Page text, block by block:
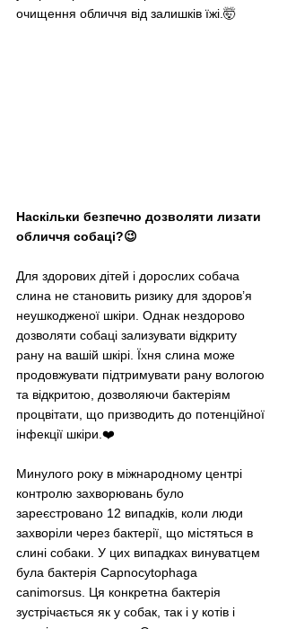
очищення обличчя від залишків їжі.🤯
Наскільки безпечно дозволяти лизати
обличчя собаці?😉
Для здорових дітей і дорослих собача
слина не становить ризику для здоров’я
неушкодженої шкіри. Однак нездорово
дозволяти собаці зализувати відкриту
рану на вашій шкірі. Їхня слина може
продовжувати підтримувати рану вологою
та відкритою, дозволяючи бактеріям
процвітати, що призводить до потенційної
інфекції шкіри.❤️
Минулого року в міжнародному центрі
контролю захворювань було
зареєстровано 12 випадків, коли люди
захворіли через бактерії, що містяться в
слині собаки. У цих випадках винуватцем
була бактерія Capnocytophaga
canimorsus. Ця конкретна бактерія
зустрічається як у собак, так і у котів і